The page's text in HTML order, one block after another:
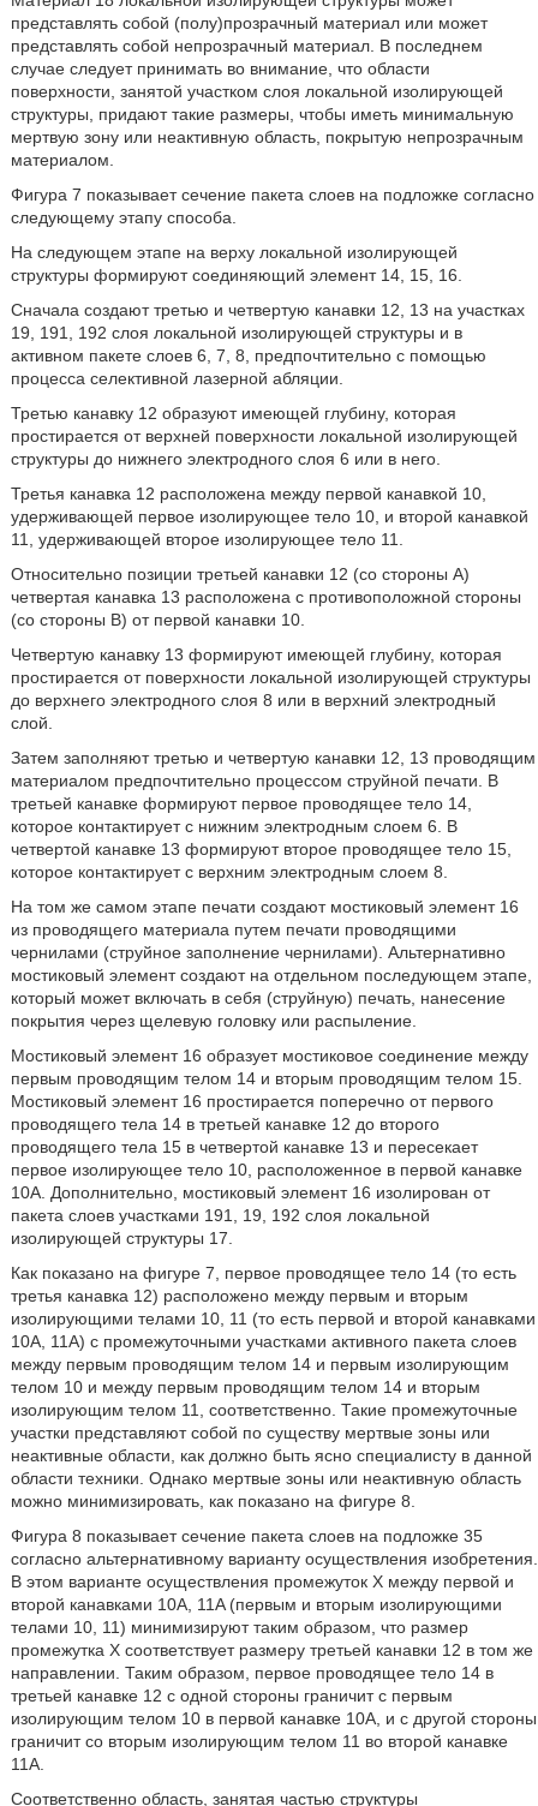
представлять собой (полу)прозрачный материал или может
представлять собой непрозрачный материал. В последнем
случае следует принимать во внимание, что области
поверхности, занятой участком слоя локальной изолирующей
структуры, придают такие размеры, чтобы иметь минимальную
мертвую зону или неактивную область, покрытую непрозрачным
материалом.
Фигура 7 показывает сечение пакета слоев на подложке согласно
следующему этапу способа.
На следующем этапе на верху локальной изолирующей
структуры формируют соединяющий элемент 14, 15, 16.
Сначала создают третью и четвертую канавки 12, 13 на участках
19, 191, 192 слоя локальной изолирующей структуры и в
активном пакете слоев 6, 7, 8, предпочтительно с помощью
процесса селективной лазерной абляции.
Третью канавку 12 образуют имеющей глубину, которая
простирается от верхней поверхности локальной изолирующей
структуры до нижнего электродного слоя 6 или в него.
Третья канавка 12 расположена между первой канавкой 10,
удерживающей первое изолирующее тело 10, и второй канавкой
11, удерживающей второе изолирующее тело 11.
Относительно позиции третьей канавки 12 (со стороны A)
четвертая канавка 13 расположена с противоположной стороны
(со стороны B) от первой канавки 10.
Четвертую канавку 13 формируют имеющей глубину, которая
простирается от поверхности локальной изолирующей структуры
до верхнего электродного слоя 8 или в верхний электродный
слой.
Затем заполняют третью и четвертую канавки 12, 13 проводящим
материалом предпочтительно процессом струйной печати. В
третьей канавке формируют первое проводящее тело 14,
которое контактирует с нижним электродным слоем 6. В
четвертой канавке 13 формируют второе проводящее тело 15,
которое контактирует с верхним электродным слоем 8.
На том же самом этапе печати создают мостиковый элемент 16
из проводящего материала путем печати проводящими
чернилами (струйное заполнение чернилами). Альтернативно
мостиковый элемент создают на отдельном последующем этапе,
который может включать в себя (струйную) печать, нанесение
покрытия через щелевую головку или распыление.
Мостиковый элемент 16 образует мостиковое соединение между
первым проводящим телом 14 и вторым проводящим телом 15.
Мостиковый элемент 16 простирается поперечно от первого
проводящего тела 14 в третьей канавке 12 до второго
проводящего тела 15 в четвертой канавке 13 и пересекает
первое изолирующее тело 10, расположенное в первой канавке
10A. Дополнительно, мостиковый элемент 16 изолирован от
пакета слоев участками 191, 19, 192 слоя локальной
изолирующей структуры 17.
Как показано на фигуре 7, первое проводящее тело 14 (то есть
третья канавка 12) расположено между первым и вторым
изолирующими телами 10, 11 (то есть первой и второй канавками
10A, 11A) с промежуточными участками активного пакета слоев
между первым проводящим телом 14 и первым изолирующим
телом 10 и между первым проводящим телом 14 и вторым
изолирующим телом 11, соответственно. Такие промежуточные
участки представляют собой по существу мертвые зоны или
неактивные области, как должно быть ясно специалисту в данной
области техники. Однако мертвые зоны или неактивную область
можно минимизировать, как показано на фигуре 8.
Фигура 8 показывает сечение пакета слоев на подложке 35
согласно альтернативному варианту осуществления изобретения.
В этом варианте осуществления промежуток X между первой и
второй канавками 10A, 11A (первым и вторым изолирующими
телами 10, 11) минимизируют таким образом, что размер
промежутка X соответствует размеру третьей канавки 12 в том же
направлении. Таким образом, первое проводящее тело 14 в
третьей канавке 12 с одной стороны граничит с первым
изолирующим телом 10 в первой канавке 10A, и с другой стороны
граничит со вторым изолирующим телом 11 во второй канавке
11A.
Соответственно область, занятая частью структуры